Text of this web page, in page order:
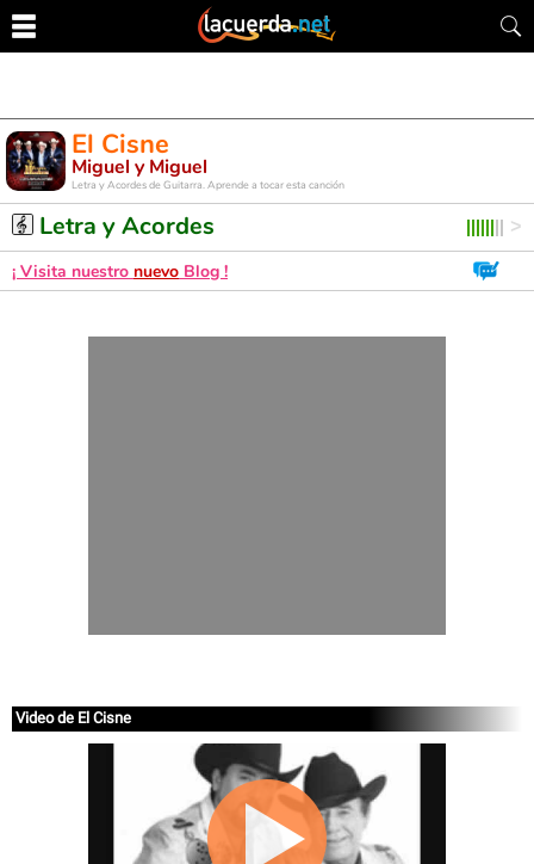
El Cisne
Miguel y Miguel
Letra y Acordes de Guitarra. Aprende a tocar esta canción
Letra y Acordes
¡ Visita nuestro nuevo Blog !
Video de El Cisne